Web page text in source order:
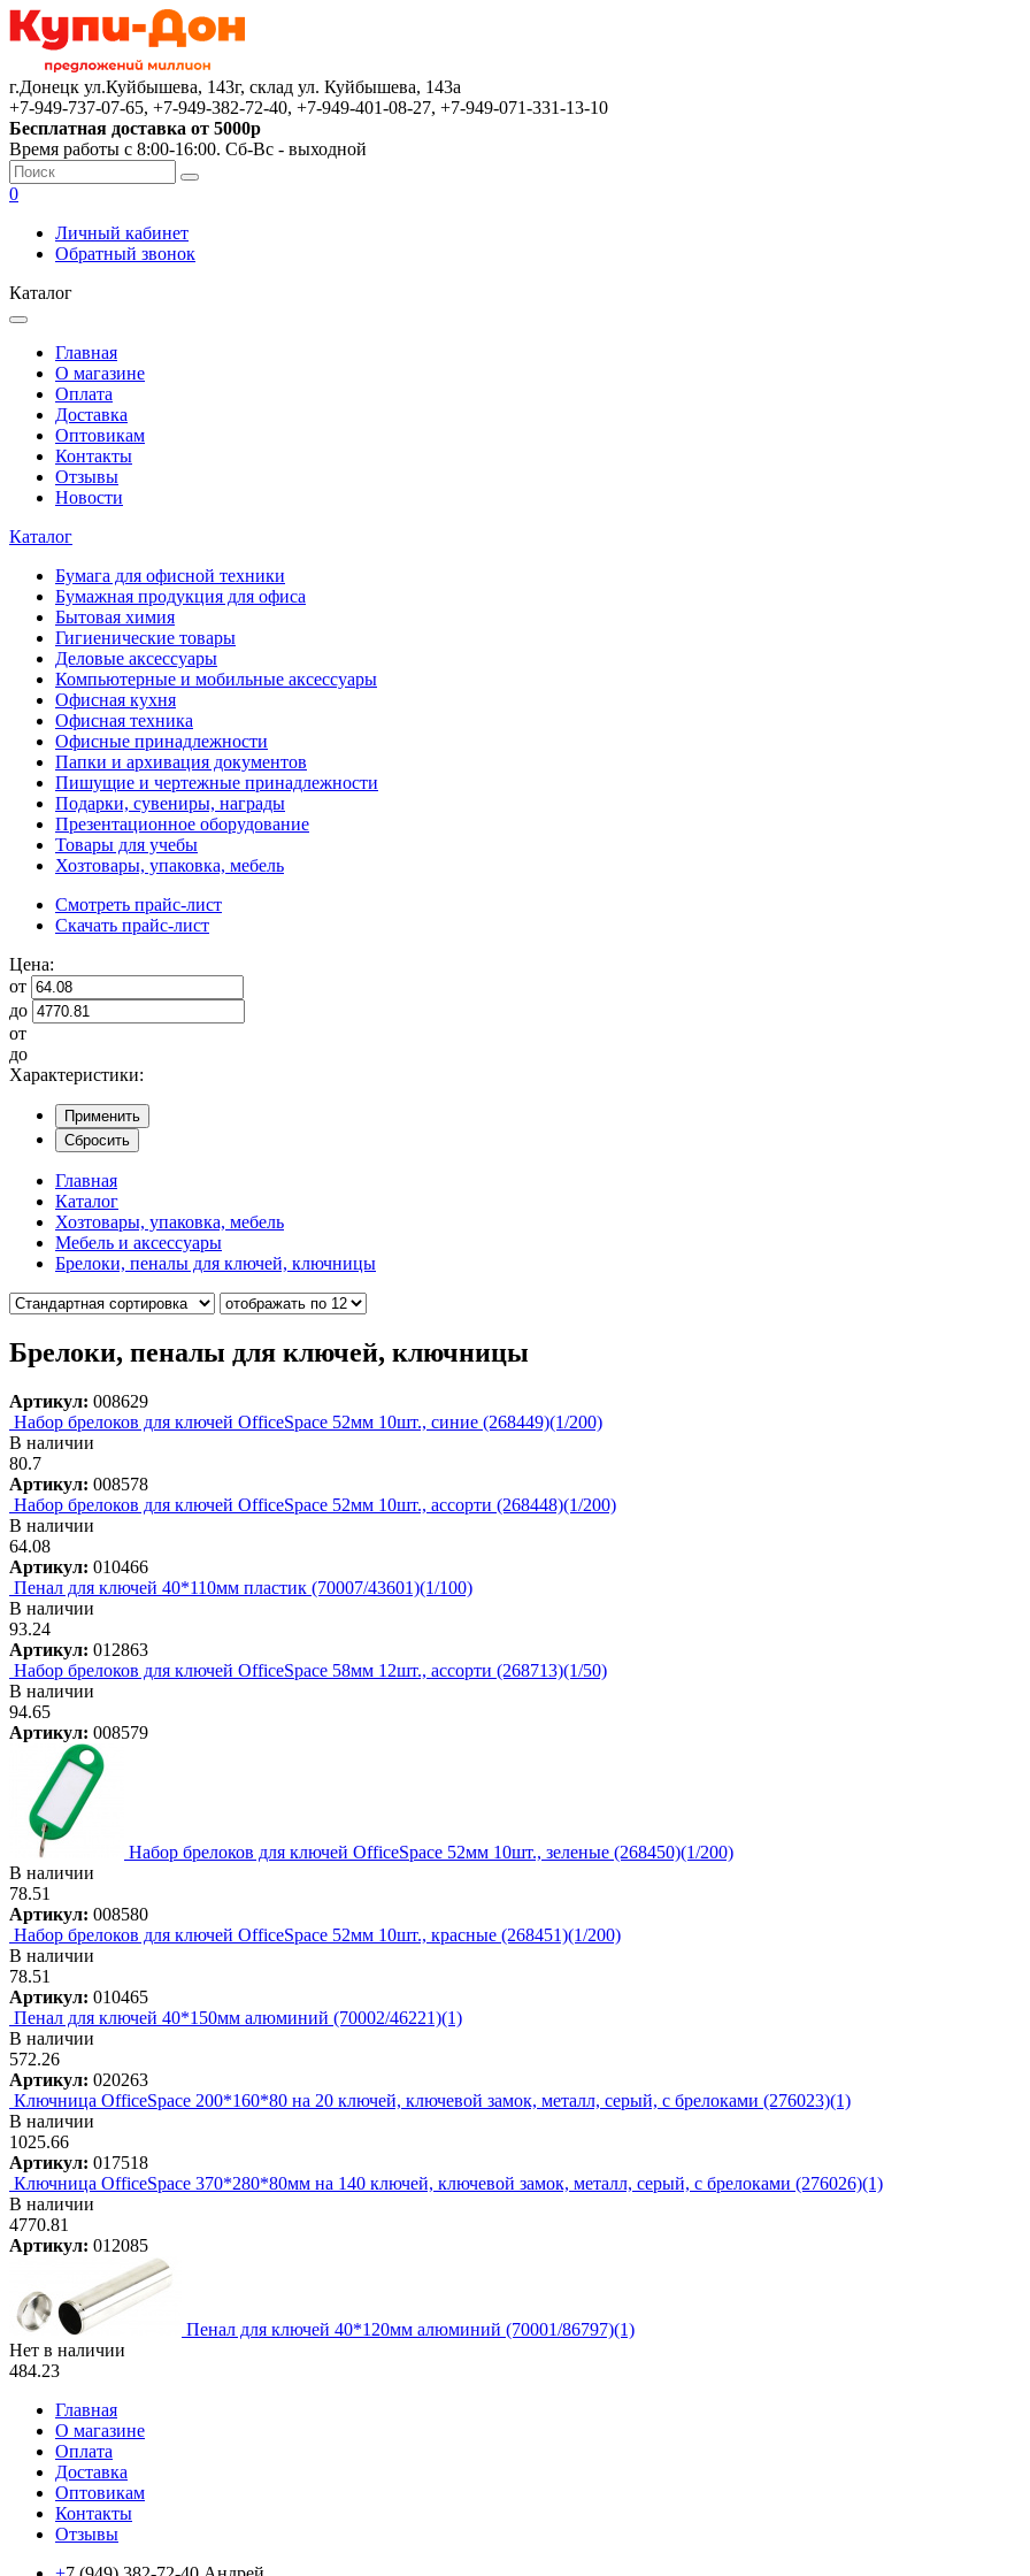
г.Донецк ул.Куйбышева, 143г, склад ул. Куйбышева, 143а
+7-949-737-07-65, +7-949-382-72-40, +7-949-401-08-27, +7-949-071-331-13-10
Бесплатная доставка от 5000р
Время работы с 8:00-16:00. Сб-Вс - выходной
0
Личный кабинет
Обратный звонок
Каталог
Главная
О магазине
Оплата
Доставка
Оптовикам
Контакты
Отзывы
Новости
Каталог
Бумага для офисной техники
Бумажная продукция для офиса
Бытовая химия
Гигиенические товары
Деловые аксессуары
Компьютерные и мобильные аксессуары
Офисная кухня
Офисная техника
Офисные принадлежности
Папки и архивация документов
Пишущие и чертежные принадлежности
Подарки, сувениры, награды
Презентационное оборудование
Товары для учебы
Хозтовары, упаковка, мебель
Смотреть прайс-лист
Скачать прайс-лист
Цена:
от
до
от
до
Характеристики:
Применить
Сбросить
Главная
Каталог
Хозтовары, упаковка, мебель
Мебель и аксессуары
Брелоки, пеналы для ключей, ключницы
Брелоки, пеналы для ключей, ключницы
Артикул: 008629
Набор брелоков для ключей OfficeSpace 52мм 10шт., синие (268449)(1/200)
В наличии
80.7
Артикул: 008578
Набор брелоков для ключей OfficeSpace 52мм 10шт., ассорти (268448)(1/200)
В наличии
64.08
Артикул: 010466
Пенал для ключей 40*110мм пластик (70007/43601)(1/100)
В наличии
93.24
Артикул: 012863
Набор брелоков для ключей OfficeSpace 58мм 12шт., ассорти (268713)(1/50)
В наличии
94.65
Артикул: 008579
Набор брелоков для ключей OfficeSpace 52мм 10шт., зеленые (268450)(1/200)
В наличии
78.51
Артикул: 008580
Набор брелоков для ключей OfficeSpace 52мм 10шт., красные (268451)(1/200)
В наличии
78.51
Артикул: 010465
Пенал для ключей 40*150мм алюминий (70002/46221)(1)
В наличии
572.26
Артикул: 020263
Ключница OfficeSpace 200*160*80 на 20 ключей, ключевой замок, металл, серый, с брелоками (276023)(1)
В наличии
1025.66
Артикул: 017518
Ключница OfficeSpace 370*280*80мм на 140 ключей, ключевой замок, металл, серый, с брелоками (276026)(1)
В наличии
4770.81
Артикул: 012085
Пенал для ключей 40*120мм алюминий (70001/86797)(1)
Нет в наличии
484.23
Главная
О магазине
Оплата
Доставка
Оптовикам
Контакты
Отзывы